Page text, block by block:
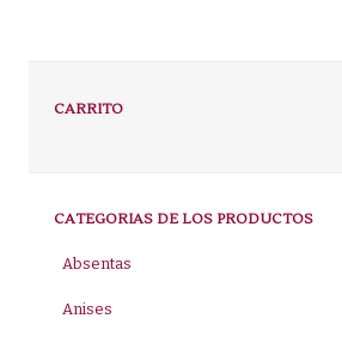
CARRITO
CATEGORIAS DE LOS PRODUCTOS
Absentas
Anises